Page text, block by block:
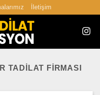
İletişim
TADILAT FIRMASI